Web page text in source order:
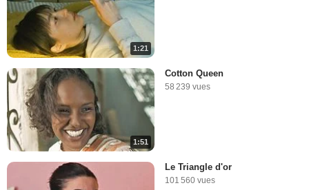
1:21
1:51
Cotton Queen
58 239 vues
Le Triangle d'or
101 560 vues